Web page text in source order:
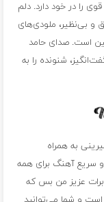
را در خود دارد. دلم
و بی‌نظیر، ملودی‌های
است. صدای حامد
شنونده را به
به همراه
و سریع آهنگ برای همه
برات عزیز من بس که